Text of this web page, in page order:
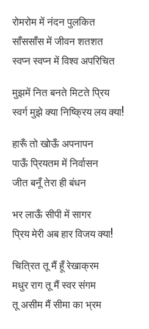
रोमरोम में नंदन पुलकित
साँससाँस में जीवन शतशत
स्वप्न स्वप्न में विश्व अपरिचित
मुझमें नित बनते मिटते प्रिय
स्वर्ग मुझे क्या निष्क्रिय लय क्या!
हारूँ तो खोऊँ अपनापन
पाऊँ प्रियतम में निर्वासन
जीत बनूँ तेरा ही बंधन
भर लाऊँ सीपी में सागर
प्रिय मेरी अब हार विजय क्या!
चित्रित तू मैं हूँ रेखाक्रम
मधुर राग तू मैं स्वर संगम
तू असीम मैं सीमा का भ्रम